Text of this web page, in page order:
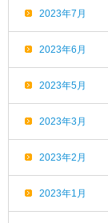
2023年7月
2023年6月
2023年5月
2023年3月
2023年2月
2023年1月